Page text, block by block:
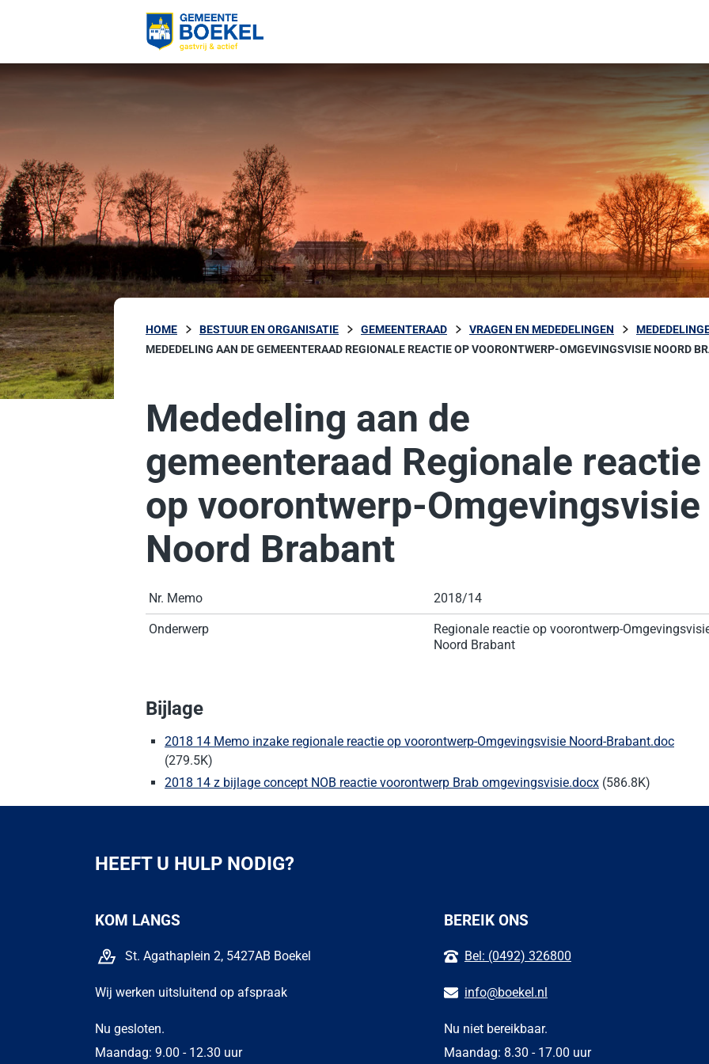
HOME BESTUUR EN ORGANISATIE GEMEENTERAAD VRAGEN EN MEDEDELINGEN
MEDEDELING AAN DE GEMEENTERAAD REGIONALE REACTIE OP VOORONTWERP-OMGEVINGSVISIE NOORD
Mededeling aan de
gemeenteraad Regionale reactie
op voorontwerp-Omgevingsvisie
Noord Brabant
Nr. Memo 2018/14
Onderwerp
Regionale reactie op voorontwerp-
Noord Brabant
Bijlage
2018 14 Memo inzake regionale reactie op voorontwerp-Omgevingsvisie Noord-Brabant.doc
(279.5K)
2018 14 z bijlage concept NOB reactie voorontwerp Brab omgevingsvisie.docx (586.8K)
HEEFT U HULP NODIG?
KOM LANGS
St. Agathaplein 2, 5427AB Boekel
Wij werken uitsluitend op afspraak
Nu gesloten.
Maandag: 9.00 - 12.30 uur
BEREIK ONS
Bel: (0492) 326800
info@boekel.nl
Nu niet bereikbaar.
Maandag: 8.30 - 17.00 uur